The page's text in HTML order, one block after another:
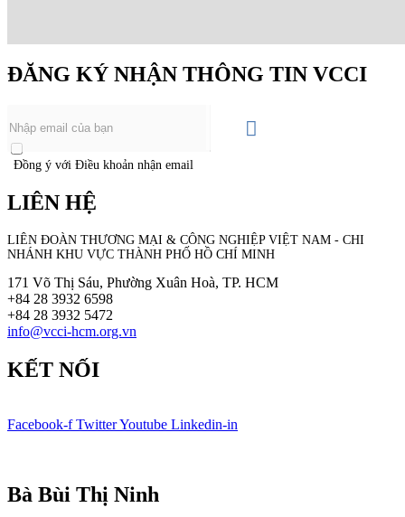
ĐĂNG KÝ NHẬN THÔNG TIN VCCI
Đồng ý với Điều khoản nhận email
LIÊN HỆ
LIÊN ĐOÀN THƯƠNG MẠI & CÔNG NGHIỆPVIỆT NAM - CHI
NHÁNH KHU VỰC THÀNH PHỐ HỒ CHÍ MINH
171 Võ Thị Sáu, Phường Xuân Hoà, TP. HCM
+84 28 3932 6598
+84 28 3932 5472
info@vcci-hcm.org.vn
KẾT NỐI
Facebook-f TwitterYoutube Linkedin-in
Bà Bùi Thị Ninh